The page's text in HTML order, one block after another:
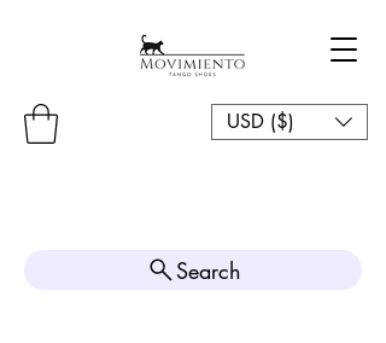
USD ($)
Search